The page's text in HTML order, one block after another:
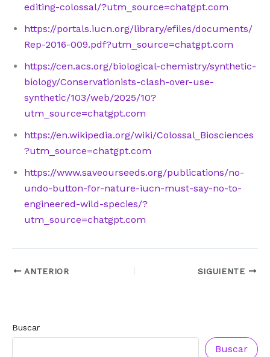
editing-colossal/?utm_source=chatgpt.com
https://portals.iucn.org/library/efiles/documents/
Rep-2016-009.pdf?utm_source=chatgpt.com
https://cen.acs.org/biological-chemistry/synthetic-
biology/Conservationists-clash-over-use-
synthetic/103/web/2025/10?
utm_source=chatgpt.com
https://en.wikipedia.org/wiki/Colossal_Biosciences
?utm_source=chatgpt.com
https://www.saveourseeds.org/publications/no-
undo-button-for-nature-iucn-must-say-no-to-
engineered-wild-species/?
utm_source=chatgpt.com
ANTERIOR SIGUIENTE
Buscar
Buscar